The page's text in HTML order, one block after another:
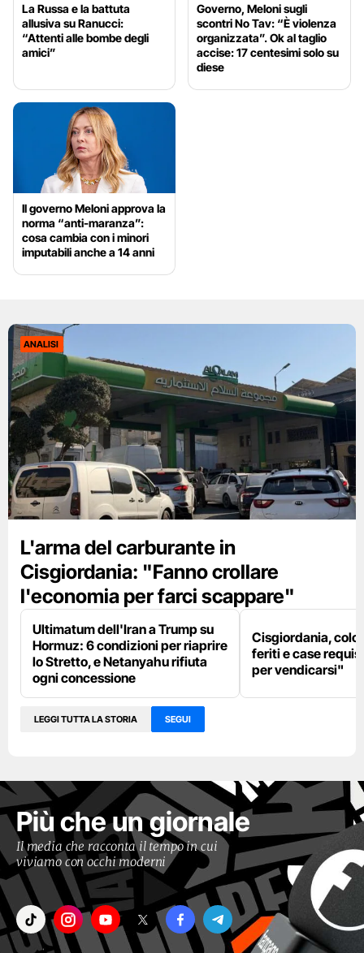
La Russa e la battuta
allusiva su Ranucci:
“Attenti alle bombe degli
amici”
Governo, Meloni sugli
scontri No Tav: “È violenza
organizzata”. Ok al taglio
accise: 17 centesimi solo su
diese
Il governo Meloni approva la
norma “anti-maranza”:
cosa cambia con i minori
imputabili anche a 14 anni
ANALISI
L'arma del carburante in
Cisgiordania: "Fanno crollare
l'economia per farci scappare"
Ultimatum dell'Iran a Trump su
Hormuz: 6 condizioni per riaprire
lo Stretto, e Netanyahu rifiuta
ogni concessione
Cisgiordania,
feriti e case
per vendicarsi"
LEGGI TUTTA LA STORIA SEGUI
Più che un giornale
Il media che racconta il tempo in cui
viviamo con occhi moderni